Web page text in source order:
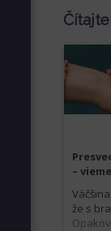
–
že s